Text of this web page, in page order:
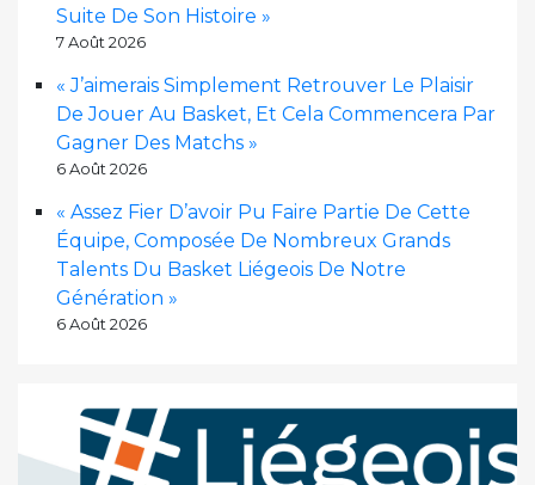
Suite De Son Histoire »
7 Août 2026
« J’aimerais Simplement Retrouver Le Plaisir
De Jouer Au Basket, Et Cela Commencera Par
Gagner Des Matchs »
6 Août 2026
« Assez Fier D’avoir Pu Faire Partie De Cette
Équipe, Composée De Nombreux Grands
Talents Du Basket Liégeois De Notre
Génération »
6 Août 2026